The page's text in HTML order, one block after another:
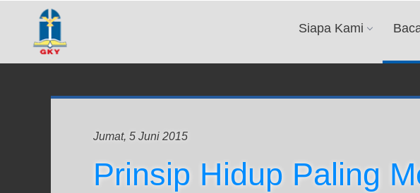
Siapa Kami
Jumat, 5 Juni 2015
Prinsip Hidup Paling